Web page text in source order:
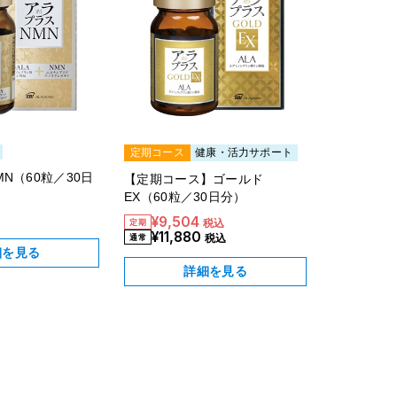
スキンケア
食品・飲料
ヘアケア
商品について
5-ALAとは？
SBI 5-ALAが選ばれる理由
（60粒／30日
見る
定期コース 健康・活力サポート
【定期コース】ゴールド
EX（60粒／30日分）
¥9,504 税込
¥11,880 税込
詳細を見る